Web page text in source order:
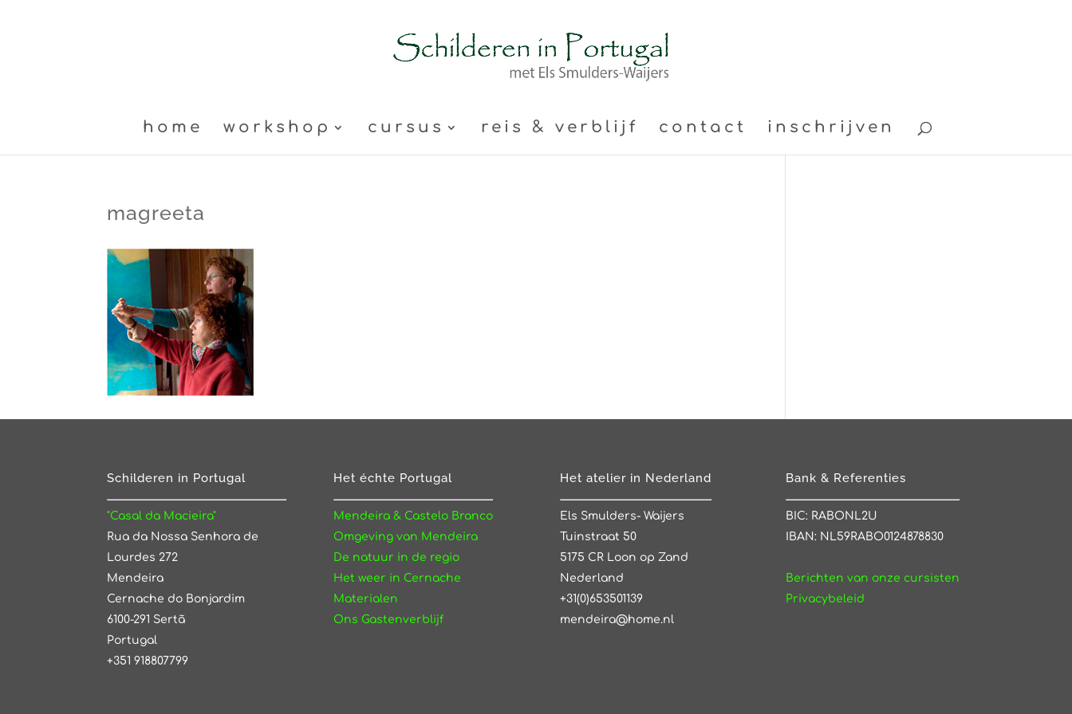
home workshop cursus reis & verblijf contact inschrijven
magreeta
Schilderen in Portugal
"Casal da Macieira"
Rua da Nossa Senhora de
Lourdes 272
Mendeira
Cernache do Bonjardim
6100-291 Sertã
Portugal
+351 918807799
Het échte Portugal
Mendeira & Castelo Branco
Omgeving van Mendeira
De natuur in de regio
Het weer in Cernache
Materialen
Ons Gastenverblijf
Het atelier in Nederland
Els Smulders- Waijers
Tuinstraat 50
5175 CR Loon op Zand
Nederland
+31(0)653501139
mendeira@home.nl
Bank & Referenties
BIC: RABONL2U
IBAN: NL59RABO0124878830
Berichten van onze cursisten
Privacybeleid